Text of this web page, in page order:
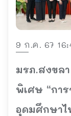
9 ก.ค. 67
มรภ.สงขล
พิเศษ “กา
อุดมศึกษาไ